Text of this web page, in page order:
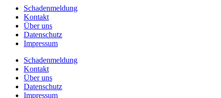
Schadenmeldung
Kontakt
Über uns
Datenschutz
Impressum
Schadenmeldung
Kontakt
Über uns
Datenschutz
Impressum